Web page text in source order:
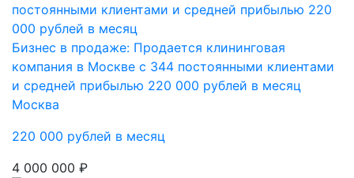
Бизнес в продаже: Продается клининговая
компания в Москве с 344 постоянными клиентами
и средней прибылью 220 000 рублей в месяц
Москва
220 000 рублей в месяц
4 000 000 ₽